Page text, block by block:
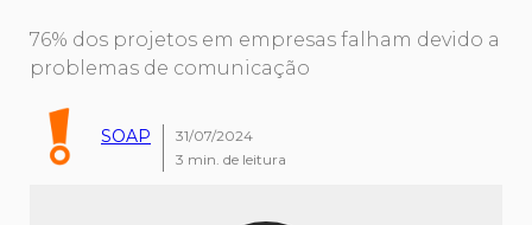
76% dos projetos em empresas falham devido a
problemas de comunicação
SOAP
31/07/2024
3 min. de leitura